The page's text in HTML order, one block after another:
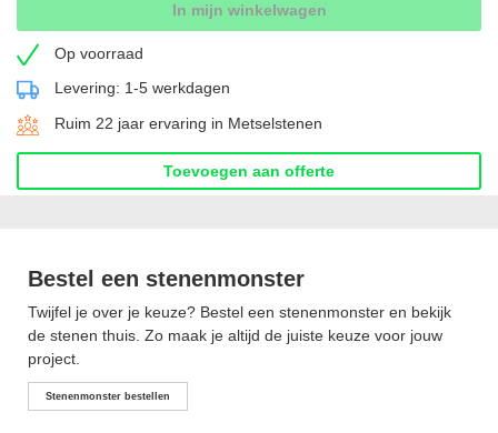
In mijn winkelwagen
Op voorraad
Levering: 1-5 werkdagen
Ruim 22 jaar ervaring in Metselstenen
Toevoegen aan offerte
Bestel een stenenmonster
Twijfel je over je keuze? Bestel een stenenmonster en bekijk
de stenen thuis. Zo maak je altijd de juiste keuze voor jouw
project.
Stenenmonster bestellen